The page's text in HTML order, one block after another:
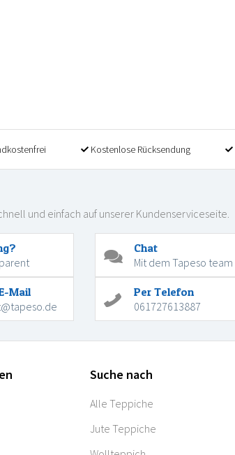
Kostenlose Rücksendung
und einfach auf unserer Kundenserviceseite.
Chat
Mit dem Tapeso team
Mail
Per Telefon
061727613887
Suche nach
Alle Teppiche
Jute Teppiche